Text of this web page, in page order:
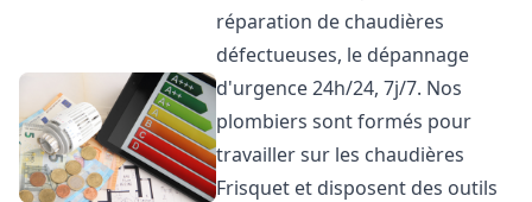
réparation de chaudières
défectueuses, le dépannage
d'urgence 24h/24, 7j/7. Nos
plombiers sont formés pour
travailler sur les chaudières
Frisquet et disposent des outils